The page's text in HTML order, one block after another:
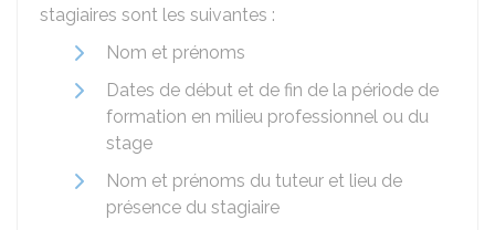
stagiaires sont les suivantes :
Nom et prénoms
Dates de début et de fin de la période de
formation en milieu professionnel ou du
stage
Nom et prénoms du tuteur et lieu de
présence du stagiaire